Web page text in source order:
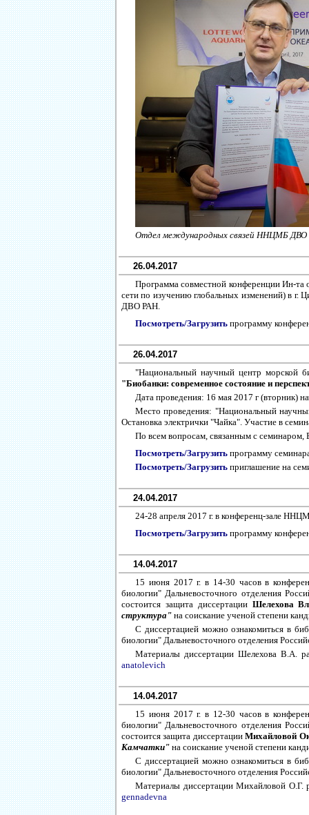
Отдел международных связей ННЦМБ
26.04.2017
Программа совместной конференции Ин-
сети по изучению глобальных изменений) в
ДВО РАН.
Посмотреть/Загрузить программу
26.04.2017
"Национальный научный центр морской
"Биобанки: современное состояние и
Дата проведения: 16 мая 2017 г (вторник)
Место проведения: "Национальный
Остановка электрички "Чайка". Участие в
По всем вопросам, связанным с
Посмотреть/Загрузить программу
Посмотреть/Загрузить приглашение на
24.04.2017
24-28 апреля 2017 г. в конференц-зале
Посмотреть/Загрузить программу
14.04.2017
15 июня 2017 г. в 14-30 часов в
биологии" Дальневосточного отделения
состоится защита диссертации Шелехова
структура" на соискание ученой степени
С диссертацией можно ознакомиться в
биологии" Дальневосточного отделения
Материалы диссертации Шелехова В.А.
anatolevich
14.04.2017
15 июня 2017 г. в 12-30 часов в
биологии" Дальневосточного отделения
состоится защита диссертацииМихайловой
Камчатки" на соискание ученой степени
С диссертацией можно ознакомиться в
биологии" Дальневосточного отделения
Материалы диссертации Михайловой
gennadevna